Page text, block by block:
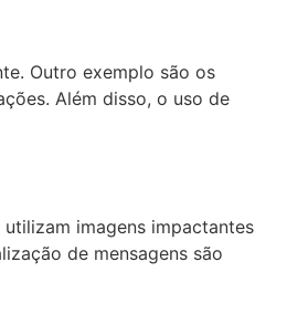
Outro exemplo são os
Além disso, o uso de
imagens impactantes
de mensagens são